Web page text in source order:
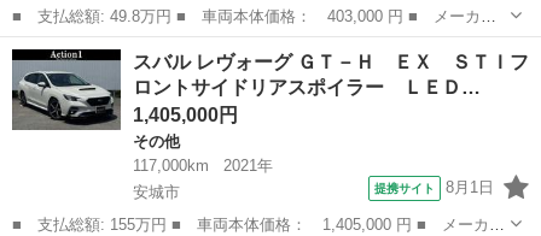
■ 支払総額: 49.8万円 ■ 車両本体価格： 403,000 円 ■ メーカー
名： スバル ■ 車種名： ディアスワゴン ■ グレード名： Ｌ
Ｓ 車検整備２年付 ＧＯＯ鑑定車 キーレス オーディオＣＤ ラ
ジオ 電動格納...
三重 松阪市
スバル レヴォーグ ＧＴ－Ｈ ＥＸ ＳＴＩフ
ロントサイドリアスポイラー ＬＥＤ…
1,405,000円
その他
117,000km
2021年
安城市
提携サイト 8月1日
■ 支払総額: 155万円 ■ 車両本体価格： 1,405,000 円 ■ メーカー